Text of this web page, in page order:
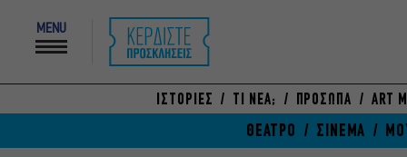
MENU
ΙΣΤΟΡΙΕΣ ΤΙ ΝΕΑ; ΠΡΟΣΩΠΑ ART
ΘΕΑΤΡΟ ΣΙΝΕΜΑ